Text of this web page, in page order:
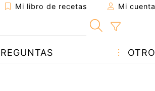
Mi libro de recetas Mi cuenta
OTRO